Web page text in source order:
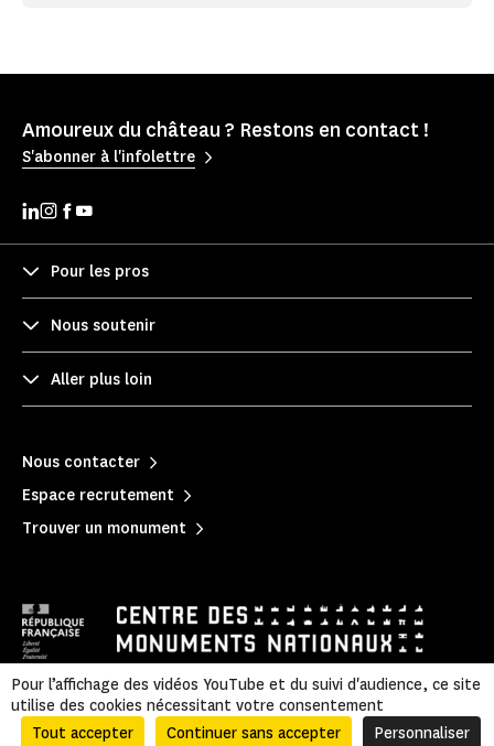
Amoureux du château ? Restons en contact !
S'abonner à l'infolettre
Pour les pros
Nous soutenir
Aller plus loin
Nous contacter
Espace recrutement
Trouver un monument
Mentions légales Politique de confidentialité
|
Informations légales et administratives
| Plan du site
Pour l’affichage des vidéos YouTube et du suivi d'audience, ce site
utilise des cookies nécessitant votre consentement
Tout accepter
Continuer sans accepter Personnaliser